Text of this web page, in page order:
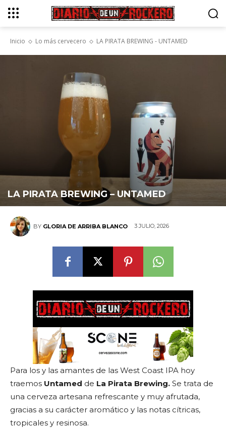
Inicio Lo más cervecero LA PIRATA BREWING - UNTAMED
LA PIRATA BREWING – UNTAMED
BY GLORIA DE ARRIBA BLANCO 3 JULIO, 2026
Para los y las amantes de las West Coast IPA hoy
traemos Untamed de La Pirata Brewing. Se trata de
una cerveza artesana refrescante y muy afrutada,
gracias a su carácter aromático y las notas cítricas,
tropicales y resinosa.